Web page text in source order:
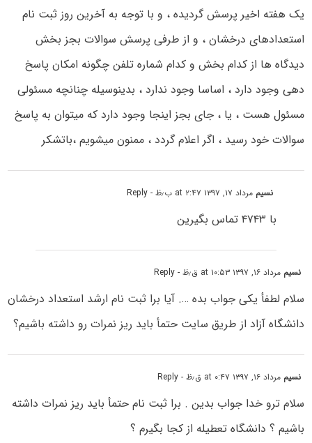
یک هفته اخیر پرسش گردیده ، و با توجه به آخرین روز ثبت نام
استعدادهای درخشان ، و از طرفی پرسش سوالات بجز بخش
دیدگاه ها از کدام بخش و کدام شماره تلفن چگونه امکان پاسخ
دهی وجود دارد ، اساسا وجود ندارد ، بدینوسیله چنانچه مسئولی
مسئول هست ، یا ، جای بجز اینجا وجود دارد که میتوان به پاسخ
سوالات خود رسید ، اگر اعلام گردد ، ممنون میشویم ،باتشکر
نسیم مرداد ۱۷, ۱۳۹۷ at ۲:۴۷ ب٫ظ - Reply
با ۴۷۴۳ تماس بگیرین
نسیم مرداد ۱۶, ۱۳۹۷ at ۱۰:۵۳ ق٫ظ - Reply
سلام لطفأ یکی جواب بده …. آیا برا ثبت نام ارشد استعداد درخشان
دانشگاه آزاد از طریق سایت حتمأ باید ریز نمرات رو داشته باشیم؟
نسیم مرداد ۱۶, ۱۳۹۷ at ۰:۴۷ ق٫ظ - Reply
سلام ترو خدا جواب بدین . برا ثبت نام حتمأ باید ریز نمرات داشته
باشیم ؟ دانشگاه تعطیله از کجا بگیرم ؟